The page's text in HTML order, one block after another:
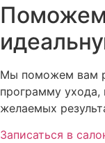
Поможем
Мы поможем вам
программу ухода,
желаемых
Записаться в